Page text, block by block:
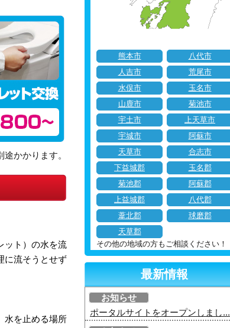
かかります。
ット）の水を流
に流そうとせず
水を止める場所
熊本市
八代市
人吉市
荒尾市
水俣市
玉名市
山鹿市
菊池市
宇土市
上天草市
宇城市
阿蘇市
天草市
合志市
下益城郡
玉名郡
菊池郡
阿蘇郡
上益城郡
八代郡
葦北郡
球磨郡
天草郡
その他の地域の方もご相談ください！
最新情報
お知らせ
ポータルサイトをオープンしまし...